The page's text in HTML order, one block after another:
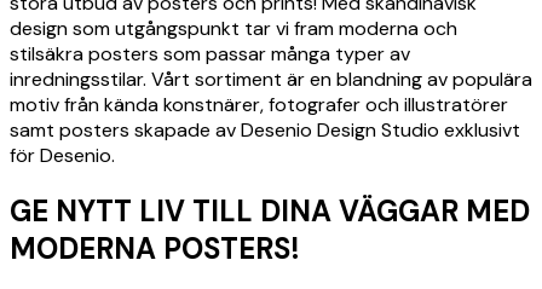
design som utgångspunkt tar vi fram moderna och
stilsäkra posters som passar många typer av
inredningsstilar. Vårt sortiment är en blandning av populära
motiv från kända konstnärer, fotografer och illustratörer
samt posters skapade av Desenio Design Studio exklusivt
för Desenio.
GE NYTT LIV TILL DINA VÄGGAR MED
MODERNA POSTERS!